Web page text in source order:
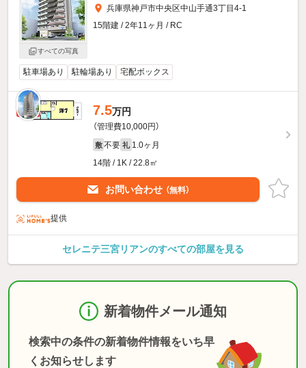
すべての写真
兵庫県神戸市中央区中山手通3丁目4-1
15階建 / 2年11ヶ月 / RC
駐車場あり 駐輪場あり 宅配ボックス
新着 7.5万円
（管理費10,000円）
敷 不要 礼 1.0ヶ月
14階 / 1K / 22.8㎡
お問い合わせ （無料）
提供
セレニテ三宮リアンのすべての部屋を見る
新着物件メール通知
検索中の条件の新着物件情報をいち早
くお知らせします